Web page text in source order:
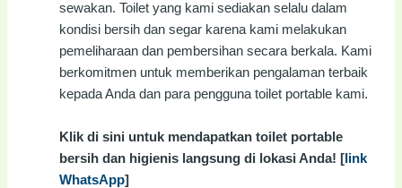
sewakan. Toilet yang kami sediakan selalu dalam
kondisi bersih dan segar karena kami melakukan
pemeliharaan dan pembersihan secara berkala. Kami
berkomitmen untuk memberikan pengalaman terbaik
kepada Anda dan para pengguna toilet portable kami.
Klik di sini untuk mendapatkan toilet portable
bersih dan higienis langsung di lokasi Anda! [ link
WhatsApp]